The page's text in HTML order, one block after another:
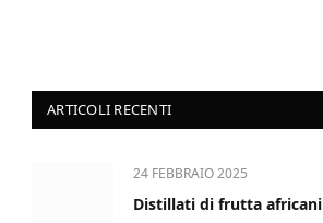
ARTICOLI RECENTI
24 FEBBRAIO 2025
Distillati di frutta africani